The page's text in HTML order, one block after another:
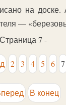
на
—
7 -
2 3 4 5 6 7
В конец